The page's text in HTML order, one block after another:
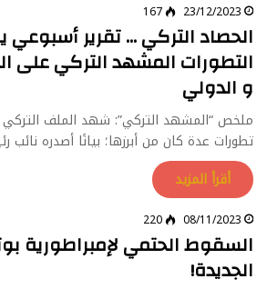
23/12/2023
167
الحصاد التركي … تقرير أسبوعي
التطورات المشهد التركي على
و الدولي
ملخص “المشهد التركي”: شهد الملف
تطورات عدة كان من أبرزها؛ بيانًا أصدره
أقرأ المزيد
08/11/2023
220
السقوط الحتمي لإمبراطورية
الجديدة!